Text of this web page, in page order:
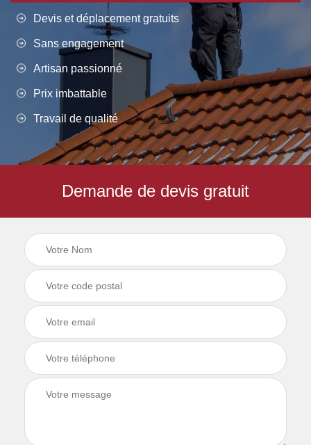
Devis et déplacement gratuits
Sans engagement
Artisan passionné
Prix imbattable
Travail de qualité
Demande de devis gratuit